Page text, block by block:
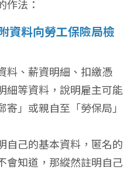
作法：
資料向勞工保險局檢
料、薪資明細、扣繳憑
細等資料，說明雇主可能
」或親自至「勞保局」
自己的基本資料，匿名的
會知道，那縱然註明自己